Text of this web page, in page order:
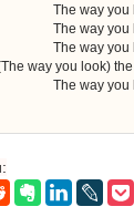
The way you
The way you
The way you
way you look)
The way you